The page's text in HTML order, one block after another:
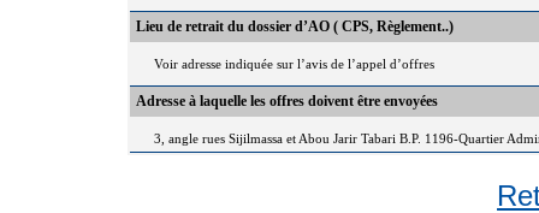
Lieu de retrait du dossier d’AO ( CPS, Règlement..)
Voir adresse indiquée sur l’avis de l’appel d’offres
Adresse à laquelle les offres doivent être envoyées
3, angle rues Sijilmassa et Abou Jarir Tabari B.P. 1196-Quartier